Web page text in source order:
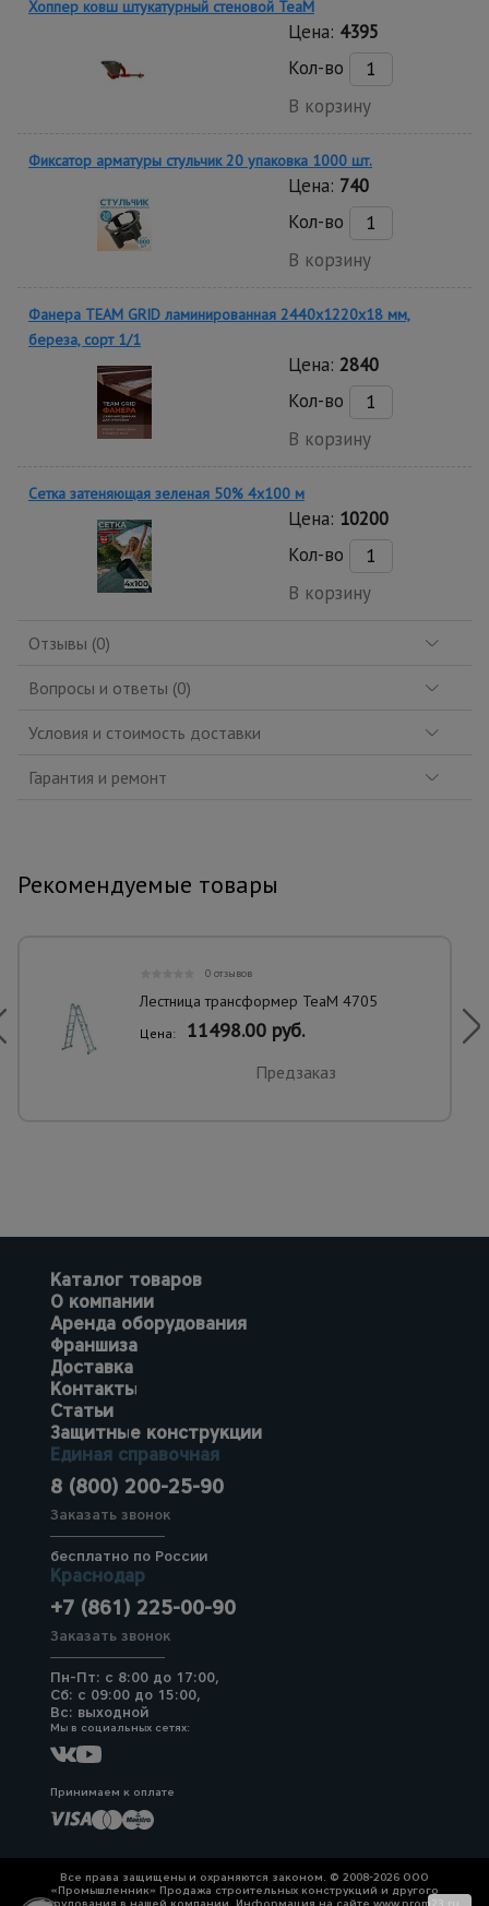
Хоппер ковш штукатурный стеновой TeaM
Цена: 4395
Кол-во
В корзину
Фиксатор арматуры стульчик 20 упаковка 1000 шт.
Цена: 740
Кол-во
В корзину
Фанера TEAM GRID ламинированная 2440х1220х18 мм,
береза, сорт 1/1
Цена: 2840
Кол-во
В корзину
Сетка затеняющая зеленая 50% 4х100 м
Цена: 10200
Кол-во
В корзину
Отзывы (0)
Вопросы и ответы (0)
Условия и стоимость доставки
Гарантия и ремонт
Рекомендуемые товары
0 отзывов
Лестница трансформер TeaM 4705
Цена: 11498.00 руб.
Предзаказ
Каталог товаров
О компании
Аренда оборудования
Франшиза
Доставка
Контакты
Статьи
Защитные конструкции
Единая справочная
8 (800) 200-25-90
Заказать звонок
бесплатно по России
Краснодар
+7 (861) 225-00-90
Заказать звонок
Пн-Пт: с 8:00 до 17:00,
Сб: с 09:00 до 15:00,
Вс: выходной
Мы в социальных сетях:
Принимаем к оплате
Все права защищены и охраняются законом. © 2008-2026 ООО
«Промышленник» Продажа строительных конструкций и другого